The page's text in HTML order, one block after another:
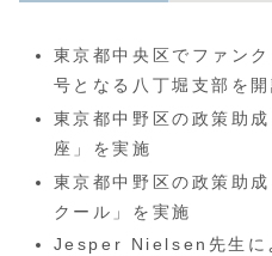
東京都中央区でファン
号となる八丁堀支部を開
東京都中野区の政策助
座」を実施
東京都中野区の政策助
クール」を実施
Jesper Nielsen先生に